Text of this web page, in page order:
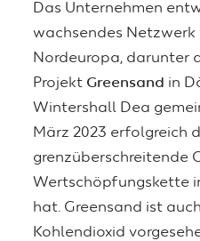
Das Unternehmen
wachsendes Netzwerk
Nordeuropa, darunter
Projekt Greensand in
Wintershall Dea
März 2023 erfolgreich
grenzüberschreitende
Wertschöpfungskette
hat. Greensand ist
Kohlendioxid